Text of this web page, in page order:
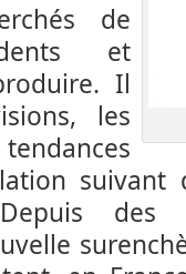
de
et
Il
les
suivant
des